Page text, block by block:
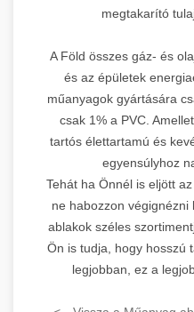
megtakarító
A Föld összes gáz- és
és az épületek
műanyagok gyártására
csak 1% a PVC.
tartós élettartamú és
egyensúlyhoz
Tehát ha Önnél is eljött
ne habozzon
ablakok széles
Ön is tudja, hogy hosszú
legjobban, ez a